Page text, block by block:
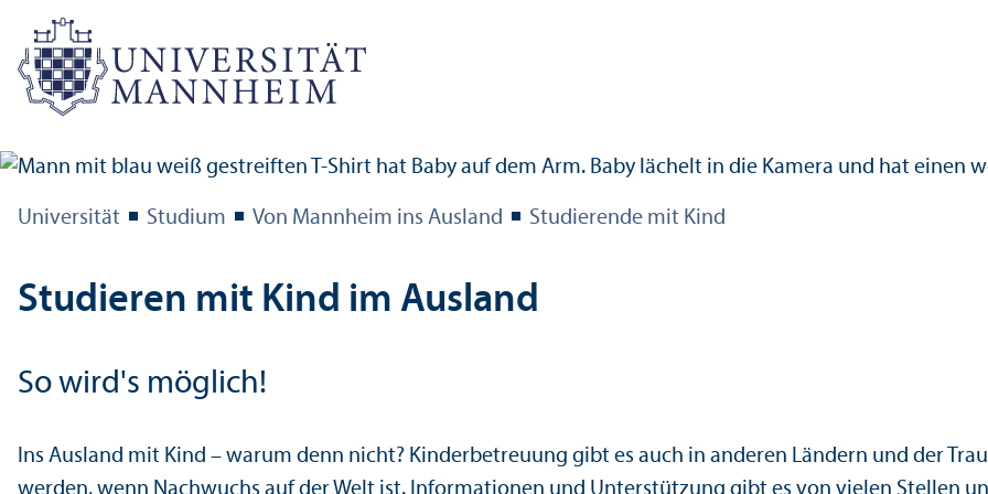
Universität Studium Von Mannheim ins Ausland Studierende mit Kind
Studieren mit Kind im Ausland
So wird's möglich!
Ins Ausland mit Kind – warum denn nicht? Kinderbetreuung gibt es auch in anderen Ländern und der
werden, wenn Nachwuchs auf der Welt ist. Informationen und Unter­stützung gibt es von vielen Stellen